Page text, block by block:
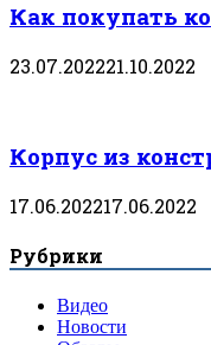
Как покупать
23.07.202221.10.2022
Корпус из
17.06.202217.06.2022
Рубрики
Видео
Новости